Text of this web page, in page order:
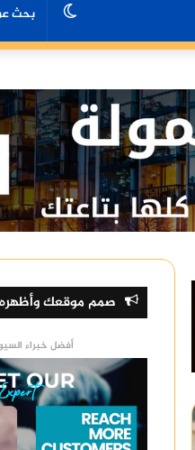
الوضع
صمم موقعك
أفضل خبراء